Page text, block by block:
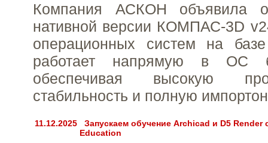
Компания АСКОН объявила
нативной версии КОМПАС-3D
операционных систем на
работает напрямую в ОС
обеспечивая высокую
стабильность и полную
11.12.2025
Запускаем обучение Archicad и D5 Render
Education